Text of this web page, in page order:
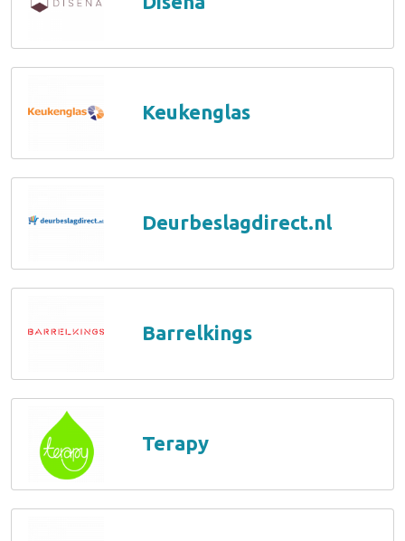
Keukenglas
Deurbeslagdirect.nl
Barrelkings
Terapy